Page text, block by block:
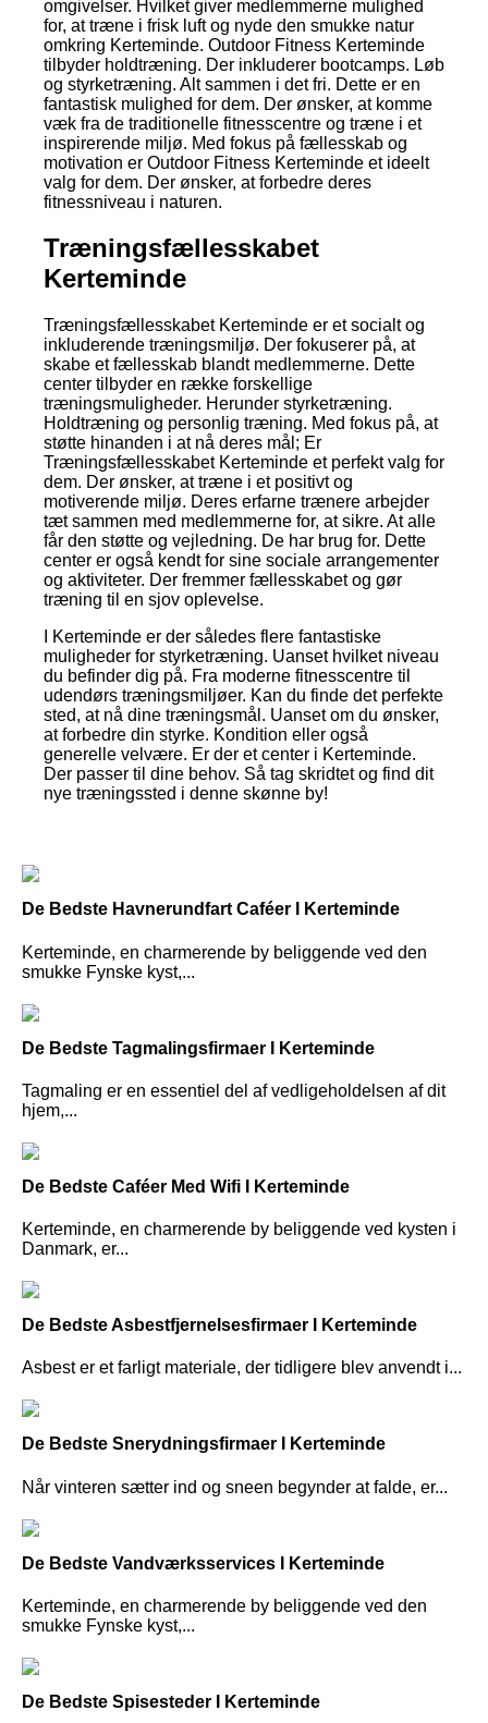
omgivelser. Hvilket giver medlemmerne mulighed
for, at træne i frisk luft og nyde den smukke natur
omkring Kerteminde. Outdoor Fitness Kerteminde
tilbyder holdtræning. Der inkluderer bootcamps. Løb
og styrketræning. Alt sammen i det fri. Dette er en
fantastisk mulighed for dem. Der ønsker, at komme
væk fra de traditionelle fitnesscentre og træne i et
inspirerende miljø. Med fokus på fællesskab og
motivation er Outdoor Fitness Kerteminde et ideelt
valg for dem. Der ønsker, at forbedre deres
fitnessniveau i naturen.
Træningsfællesskabet
Kerteminde
Træningsfællesskabet Kerteminde er et socialt og
inkluderende træningsmiljø. Der fokuserer på, at
skabe et fællesskab blandt medlemmerne. Dette
center tilbyder en række forskellige
træningsmuligheder. Herunder styrketræning.
Holdtræning og personlig træning. Med fokus på, at
støtte hinanden i at nå deres mål; Er
Træningsfællesskabet Kerteminde et perfekt valg for
dem. Der ønsker, at træne i et positivt og
motiverende miljø. Deres erfarne trænere arbejder
tæt sammen med medlemmerne for, at sikre. At alle
får den støtte og vejledning. De har brug for. Dette
center er også kendt for sine sociale arrangementer
og aktiviteter. Der fremmer fællesskabet og gør
træning til en sjov oplevelse.
I Kerteminde er der således flere fantastiske
muligheder for styrketræning. Uanset hvilket niveau
du befinder dig på. Fra moderne fitnesscentre til
udendørs træningsmiljøer. Kan du finde det perfekte
sted, at nå dine træningsmål. Uanset om du ønsker,
at forbedre din styrke. Kondition eller også
generelle velvære. Er der et center i Kerteminde.
Der passer til dine behov. Så tag skridtet og find dit
nye træningssted i denne skønne by!
De Bedste Havnerundfart Caféer I Kerteminde
Kerteminde, en charmerende by beliggende ved den
smukke Fynske kyst,...
De Bedste Tagmalingsfirmaer I Kerteminde
Tagmaling er en essentiel del af vedligeholdelsen af dit
hjem,...
De Bedste Caféer Med Wifi I Kerteminde
Kerteminde, en charmerende by beliggende ved kysten i
Danmark, er...
De Bedste Asbestfjernelsesfirmaer I Kerteminde
Asbest er et farligt materiale, der tidligere blev anvendt i...
De Bedste Snerydningsfirmaer I Kerteminde
Når vinteren sætter ind og sneen begynder at falde, er...
De Bedste Vandværksservices I Kerteminde
Kerteminde, en charmerende by beliggende ved den
smukke Fynske kyst,...
De Bedste Spisesteder I Kerteminde